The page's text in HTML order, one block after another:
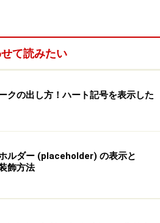
て読みたい
クの出し方！ハート記号を表示した
ルダー (placeholder) の表示と
飾方法